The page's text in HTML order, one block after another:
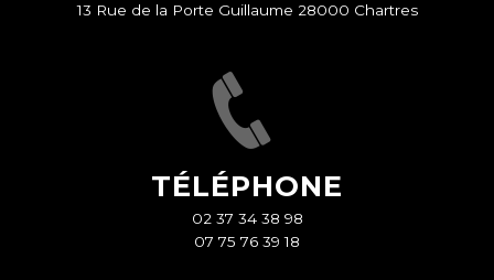
13 Rue de la Porte Guillaume 28000 Chartres
TÉLÉPHONE
02 37 34 38 98
07 75 76 39 18